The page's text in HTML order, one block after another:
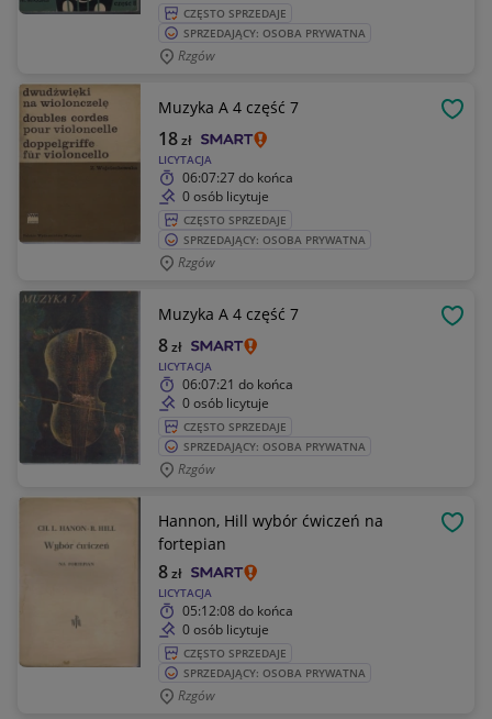
CZĘSTO SPRZEDAJE
SPRZEDAJĄCY: OSOBA PRYWATNA
Rzgów
Muzyka A 4 część 7
LICYTACJA
18zł
06:07:27do końca
0 osób licytuje
CZĘSTO SPRZEDAJE
SPRZEDAJĄCY: OSOBA PRYWATNA
Rzgów
Muzyka A 4 część 7
LICYTACJA
8zł
06:07:21 do końca
0 osób licytuje
CZĘSTO SPRZEDAJE
SPRZEDAJĄCY: OSOBA PRYWATNA
Rzgów
Hannon, Hill wybór ćwiczeń na
fortepian
LICYTACJA
8zł
05:12:08 do końca
0 osób licytuje
CZĘSTO SPRZEDAJE
SPRZEDAJĄCY: OSOBA PRYWATNA
Rzgów